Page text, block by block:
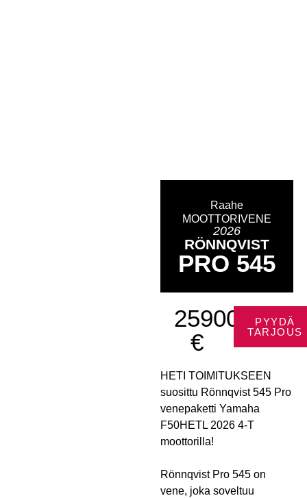
Raahe
MOOTTORIVENE
2026
RÖNNQVIST
PRO 545
25900
€
PYYDÄ
TARJOUS
HETI TOIMITUKSEEN
suosittu Rönnqvist 545 Pro
venepaketti Yamaha
F50HETL 2026 4-T
moottorilla!
Rönnqvist Pro 545 on
vene, joka soveltuu